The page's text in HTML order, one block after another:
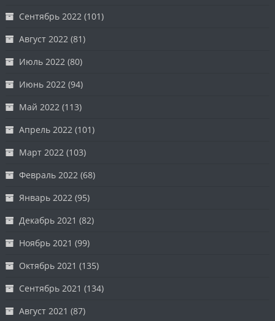
Сентябрь 2022 (101)
Август 2022 (81)
Июль 2022 (80)
Июнь 2022 (94)
Май 2022 (113)
Апрель 2022 (101)
Март 2022 (103)
Февраль 2022 (68)
Январь 2022 (95)
Декабрь 2021 (82)
Ноябрь 2021 (99)
Октябрь 2021 (135)
Сентябрь 2021 (134)
Август 2021 (87)